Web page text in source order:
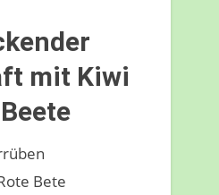
mit Kiwi
Bete